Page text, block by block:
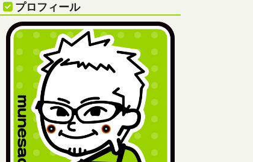
プロフィール